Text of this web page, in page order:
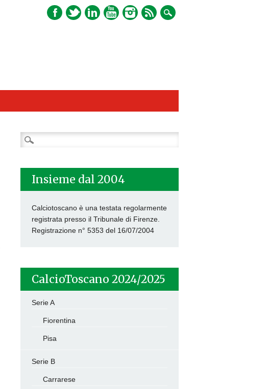
Ricerca
per:
Insieme dal 2004
Calciotoscano è una testata regolarmente
registrata presso il Tribunale di Firenze.
Registrazione n° 5353 del 16/07/2004
CalcioToscano 2024/2025
Serie A
Fiorentina
Pisa
Serie B
Carrarese